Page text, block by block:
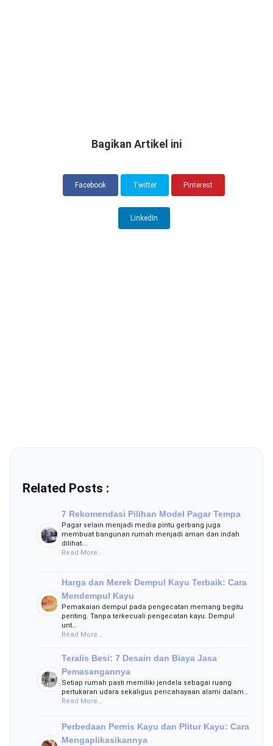
Bagikan Artikel ini
Facebook Twitter Pinterest
LinkedIn
Related Posts :
7 Rekomendasi Pilihan Model Pagar Tempa
Pagar selain menjadi media pintu gerbang juga
membuat bangunan rumah menjadi aman dan indah
dilihat.…
Read More...
Harga dan Merek Dempul Kayu Terbaik: Cara
Mendempul Kayu
Pemakaian dempul pada pengecatan memang begitu
penting. Tanpa terkecuali pengecatan kayu. Dempul
unt…
Read More...
Teralis Besi: 7 Desain dan Biaya Jasa
Pemasangannya
Setiap rumah pasti memiliki jendela sebagai ruang
pertukaran udara sekaligus pencahayaan alami dalam…
Read More...
Perbedaan Pernis Kayu dan Plitur Kayu: Cara
Mengaplikasikannya